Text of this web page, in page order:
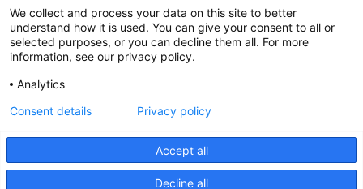
@CGTCatalunya
cgtcatalunya
CGTCatalunya
cgtcatalunya
We collect and process your data on this site to better
understand how it is used. You can give your consent to all or
selected purposes, or you can decline them all. For more
information, see our privacy policy.
Analytics
Accept all
Decline all
Consent details Privacy policy